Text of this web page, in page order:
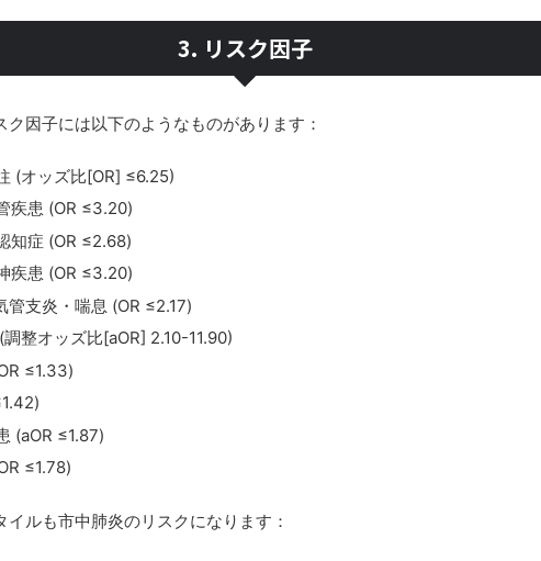
3. リスク因子
ク因子には以下のようなものがあります：
(オッズ比[OR] ≤6.25)
疾患 (OR ≤3.20)
知症 (OR ≤2.68)
疾患 (OR ≤3.20)
管支炎・喘息 (OR ≤2.17)
整オッズ比[aOR] 2.10-11.90)
≤1.33)
(aOR ≤1.87)
≤1.78)
イルも市中肺炎のリスクになります：